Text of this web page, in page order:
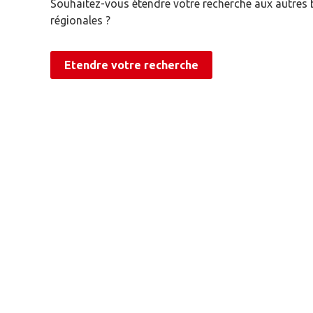
Souhaitez-vous étendre votre recherche aux autres
régionales ?
Etendre votre recherche